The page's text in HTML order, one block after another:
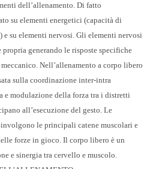
dell’allenamento. Di fatto
su elementi energetici (capacità di
e su elementi nervosi. Gli elementi nervosi
generando le risposte specifiche
Nell’allenamento a corpo libero
sulla coordinazione inter-intra
e modulazione della forza tra i distretti
all’esecuzione del gesto. Le
le principali catene muscolari e
forze in gioco. Il corpo libero è un
e sinergia tra cervello e muscolo.